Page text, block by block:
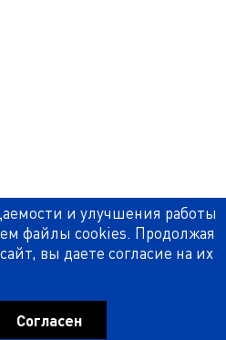
и улучшения работы
файлы cookies. Продолжая
вы даете согласие на их